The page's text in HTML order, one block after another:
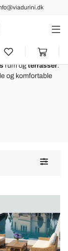
af
rum ogterrasser.
og komfortable
Toggle